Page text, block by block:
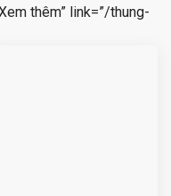
thêm” link=”/thung-